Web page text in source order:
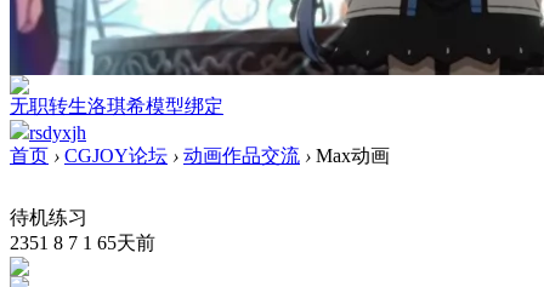
无职转生洛琪希模型绑定
rsdyxjh
首页 › CGJOY论坛 › 动画作品交流 › Max动画
待机练习
2351 8 7 1 65天前